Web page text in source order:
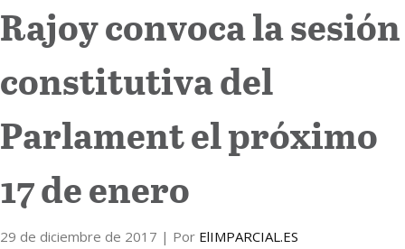
Colaboradores
Internacional
Cultura
Rajoy convoca la sesión
constitutiva del
Parlament el próximo
17 de enero
29 de diciembre de 2017 | Por ElIMPARCIAL.ES